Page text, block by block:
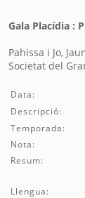
Gala Placídia :
Pahissa i Jo,
Societat del
Data:
Descripció:
Temporada:
Nota:
Resum:
Llengua: